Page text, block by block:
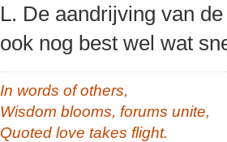
L. De aandrijving van
ook nog best wel wat
In words of others,
Wisdom blooms, forums unite,
Quoted love takes flight.